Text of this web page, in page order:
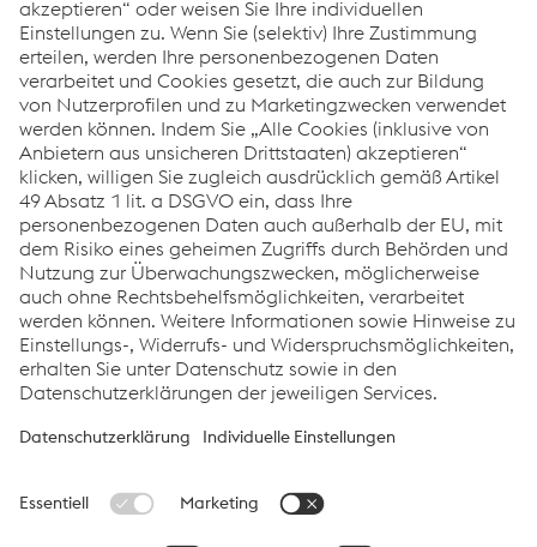
Nachhaltigkeit bei voestalpine Wire Technology
greentec steel
Links
Über uns
Zertifikate
Produktionsstandorte
Compliance
Datenschutz
Cookie-Einstellungen